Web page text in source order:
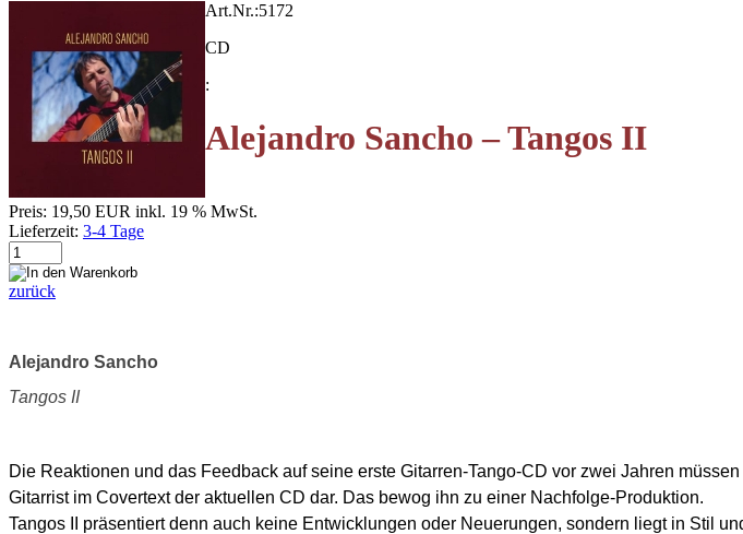
Art.Nr.:5172
CD
:
Alejandro Sancho – Tangos II
Preis: 19,50 EUR inkl. 19 % MwSt.
Lieferzeit: 3-4 Tage
zurück
Alejandro Sancho
Tangos II
Die Reaktionen und das Feedback auf seine erste Gitarren-Tango-CD vor zwei Jahren
Gitarrist im Covertext der aktuellen CD dar. Das bewog ihn zu einer Nachfolge-Produktion.
Tangos II präsentiert denn auch keine Entwicklungen oder Neuerungen, sondern liegt in Stil